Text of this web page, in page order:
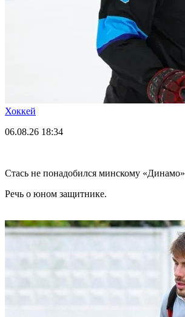
Хоккей
06.08.26 18:34
Стась не понадобился минскому «Динамо»
Речь о юном защитнике.